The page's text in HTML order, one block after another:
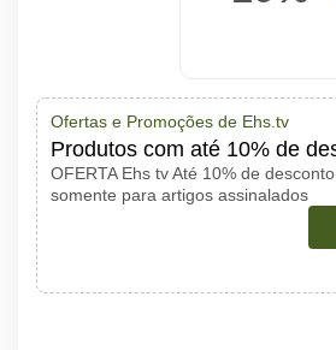
Ofertas e Promoções de Ehs.tv
Produtos com até 10% de
OFERTA Ehs tv Até 10% de
somente para artigos assinalados